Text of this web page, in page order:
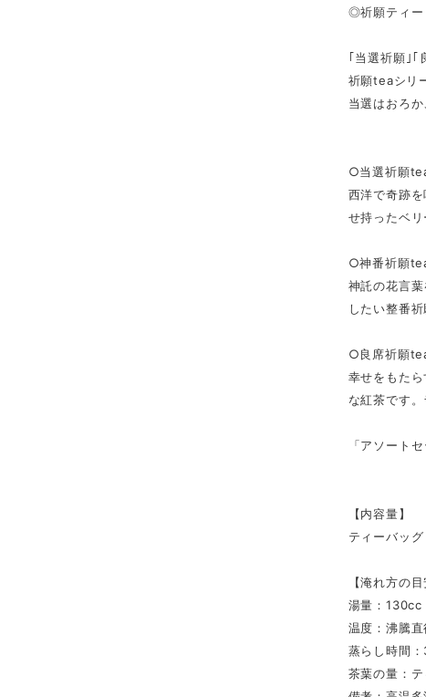
◎祈願ティー
｢当選祈願｣｢
祈願teaシリ
当選はおろ
○当選祈願
西洋で奇跡
せ持ったベ
○神番祈願
神託の花言
したい整番祈
○良席祈願
幸せをもた
な紅茶です
「アソート
【内容量】
ティーバッ
【淹れ方の目
湯量：130cc
温度：沸騰
蒸らし時間：
茶葉の量：